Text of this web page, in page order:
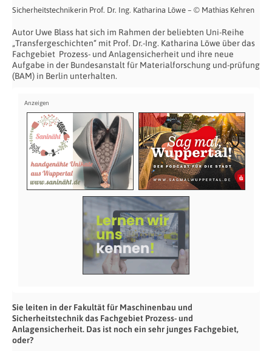
Sicherheitstechnikerin Prof. Dr. Ing. Katharina Löwe – © Mathias Kehren
Autor Uwe Blass hat sich im Rahmen der beliebten Uni-Reihe
„Transfergeschichten“ mit Prof. Dr.-Ing. Katharina Löwe über das
Fachgebiet Prozess- und Anlagensicherheit und ihre neue
Aufgabe in der Bundesanstalt für Materialforschung und-prüfung
(BAM) in Berlin unterhalten.
Sie leiten in der Fakultät für Maschinenbau und
Sicherheitstechnik das Fachgebiet Prozess- und
Anlagensicherheit. Das ist noch ein sehr junges Fachgebiet,
oder?